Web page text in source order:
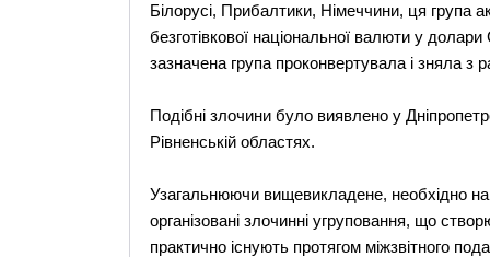
Білорусі, Прибалтики, Німеччини, ця група
безготівкової національної валюти у
зазначена група проконвертувала і зняла
Подібні злочини було виявлено у
Рівненській областях.
Узагальнюючи вищевикладене, необхідно
організовані злочинні угруповання, що
практично існують протягом міжзвітного